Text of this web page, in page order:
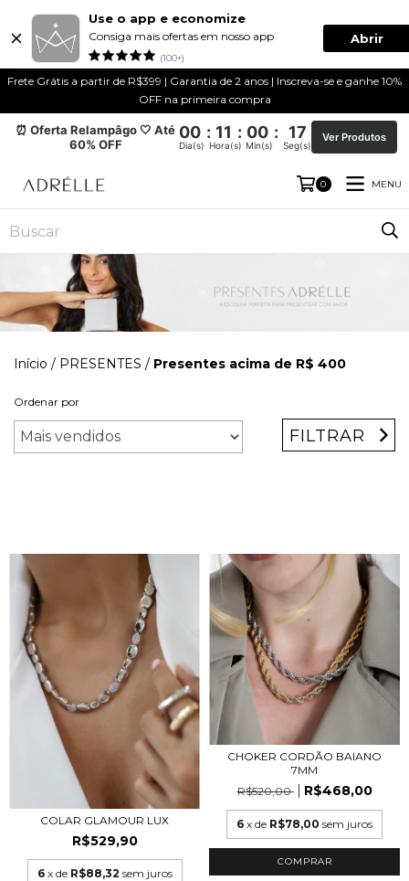
Use o app e economize
Consiga mais ofertas em nosso app
(100+)
Abrir
Frete Grátis a partir de R$399 | Garantia de 2 anos | Inscreva-se e ganhe 10%
OFF na primeira compra
⏰ Oferta Relampâgo 🤍 Até
60% OFF
00 : 11 : 00 : 16
Dia(s) Hora(s) Min(s) Seg(s)
Ver Produtos
0 MENU
Início / PRESENTES / Presentes acima de R$ 400
Ordenar por
FILTRAR
COLAR GLAMOUR LUX
R$529,90
6 x de R$88,32 sem juros
CHOKER CORDÃO BAIANO
7MM
R$520,00
R$468,00
6 x de R$78,00 sem juros
COMPRAR